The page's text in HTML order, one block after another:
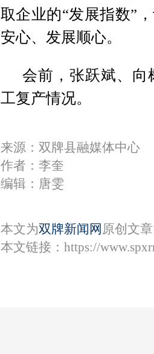
取企业的“发展指数”
安心、发展顺心。
会前，张跃斌、向
工复产情况。
来源：双牌县融媒体中心
作者：李奎
编辑：唐雯
本文为双牌新闻网 原创文
本文链接： https://